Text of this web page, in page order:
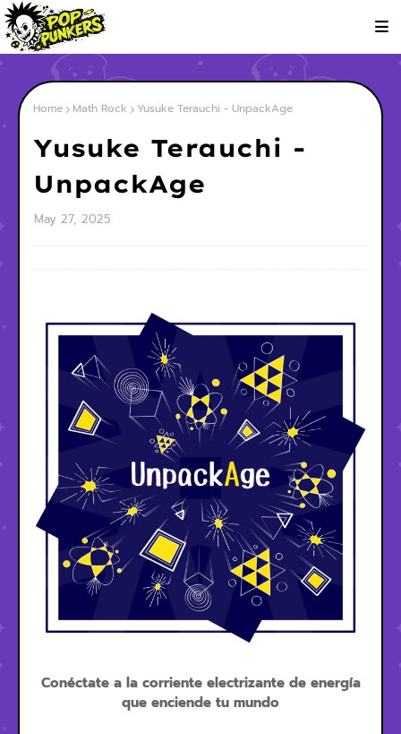
Home Math Rock Yusuke Terauchi - UnpackAge
Yusuke Terauchi -
UnpackAge
May 27, 2025
Conéctate a la corriente electrizante de energía
que enciende tu mundo